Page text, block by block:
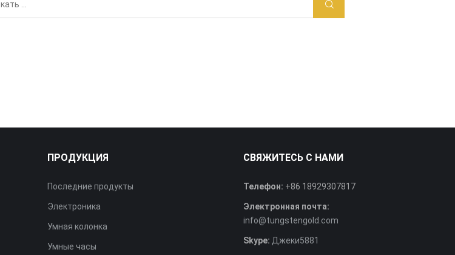
ПРОДУКЦИЯ
Последние продукты
Электроника
Умная колонка
Умные часы
СВЯЖИТЕСЬ С НАМИ
Телефон: +86 18929307817
Электронная почта:
info@tungstengold.com
Skype: Джеки5881